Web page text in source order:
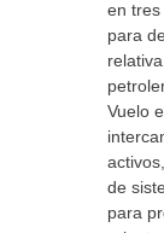
en tres
para
Vuelo
de
para